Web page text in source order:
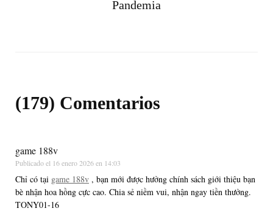
Pandemia
(179) Comentarios
game 188v
Publicado el 16 enero 2026 en 14:03
Chỉ có tại game 188v , bạn mới được hưởng chính sách giới thiệu bạn
bè nhận hoa hồng cực cao. Chia sẻ niềm vui, nhận ngay tiền thưởng.
TONY01-16